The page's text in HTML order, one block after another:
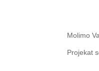
Molimo
Projekat